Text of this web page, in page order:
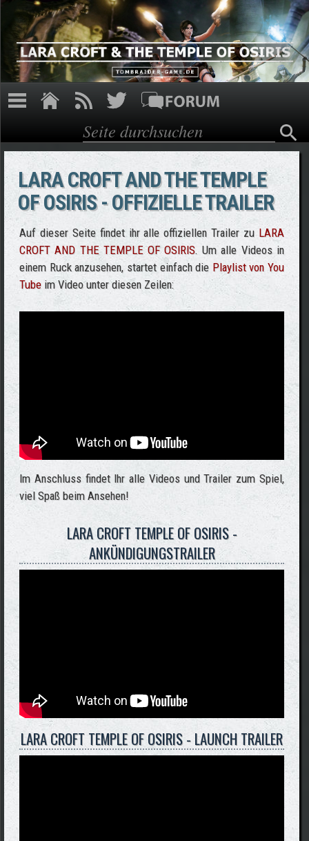
Direkt zum Inhalt
Suchformular
Suche
LARA CROFT AND THE TEMPLE
OF OSIRIS - OFFIZIELLE TRAILER
Auf dieser Seite findet ihr alle offiziellen Trailer zu LARA
CROFT AND THE TEMPLE OF OSIRIS. Um alle Videos in
einem Ruck anzusehen, startet einfach die Playlist von You
Tube im Video unter diesen Zeilen:
Im Anschluss findet Ihr alle Videos und Trailer zum Spiel,
viel Spaß beim Ansehen!
LARA CROFT TEMPLE OF OSIRIS -
ANKÜNDIGUNGSTRAILER
LARA CROFT TEMPLE OF OSIRIS - LAUNCH TRAILER